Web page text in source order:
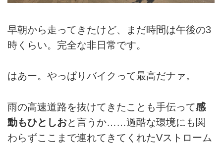
早朝から走ってきたけど、まだ時間は午後の3
時くらい。完全な非日常です。
はあー。やっぱりバイクって最高だナァ。
雨の高速道路を抜けてきたことも手伝って感
動もひとしおと言うか……過酷な環境にも関
わらずここまで連れてきてくれたVストローム